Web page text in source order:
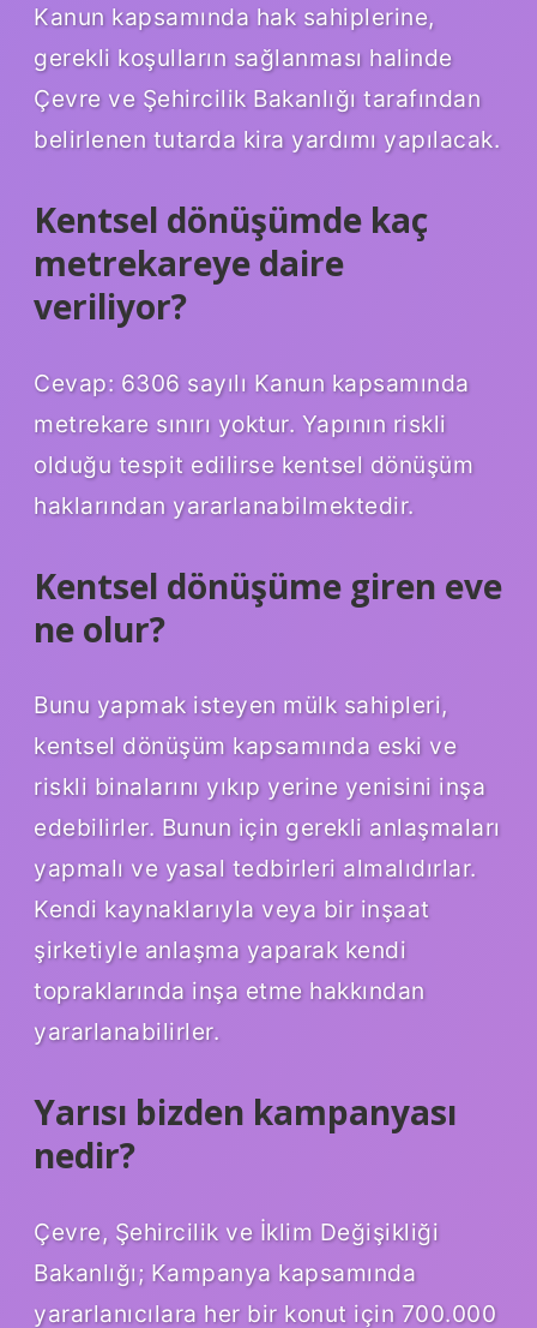
Kanun kapsamında hak sahiplerine,
gerekli koşulların sağlanması halinde
Çevre ve Şehircilik Bakanlığı tarafından
belirlenen tutarda kira yardımı yapılacak.
Kentsel dönüşümde kaç
metrekareye daire
veriliyor?
Cevap: 6306 sayılı Kanun kapsamında
metrekare sınırı yoktur. Yapının riskli
olduğu tespit edilirse kentsel dönüşüm
haklarından yararlanabilmektedir.
Kentsel dönüşüme giren eve
ne olur?
Bunu yapmak isteyen mülk sahipleri,
kentsel dönüşüm kapsamında eski ve
riskli binalarını yıkıp yerine yenisini inşa
edebilirler. Bunun için gerekli anlaşmaları
yapmalı ve yasal tedbirleri almalıdırlar.
Kendi kaynaklarıyla veya bir inşaat
şirketiyle anlaşma yaparak kendi
topraklarında inşa etme hakkından
yararlanabilirler.
Yarısı bizden kampanyası
nedir?
Çevre, Şehircilik ve İklim Değişikliği
Bakanlığı; Kampanya kapsamında
yararlanıcılara her bir konut için 700.000